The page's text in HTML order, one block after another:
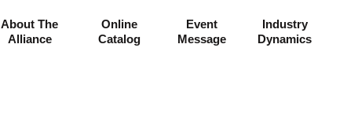
About The
Alliance
Online
Catalog
Event
Message
Industry
Dynamics